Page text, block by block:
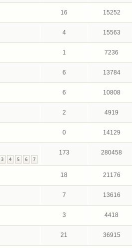
16 15252
4 15563
1 7236
6 13784
6 10808
2 4919
0 14129
3 4 5 6 7
173 280458
18 21176
7 13616
3 4418
21 36915